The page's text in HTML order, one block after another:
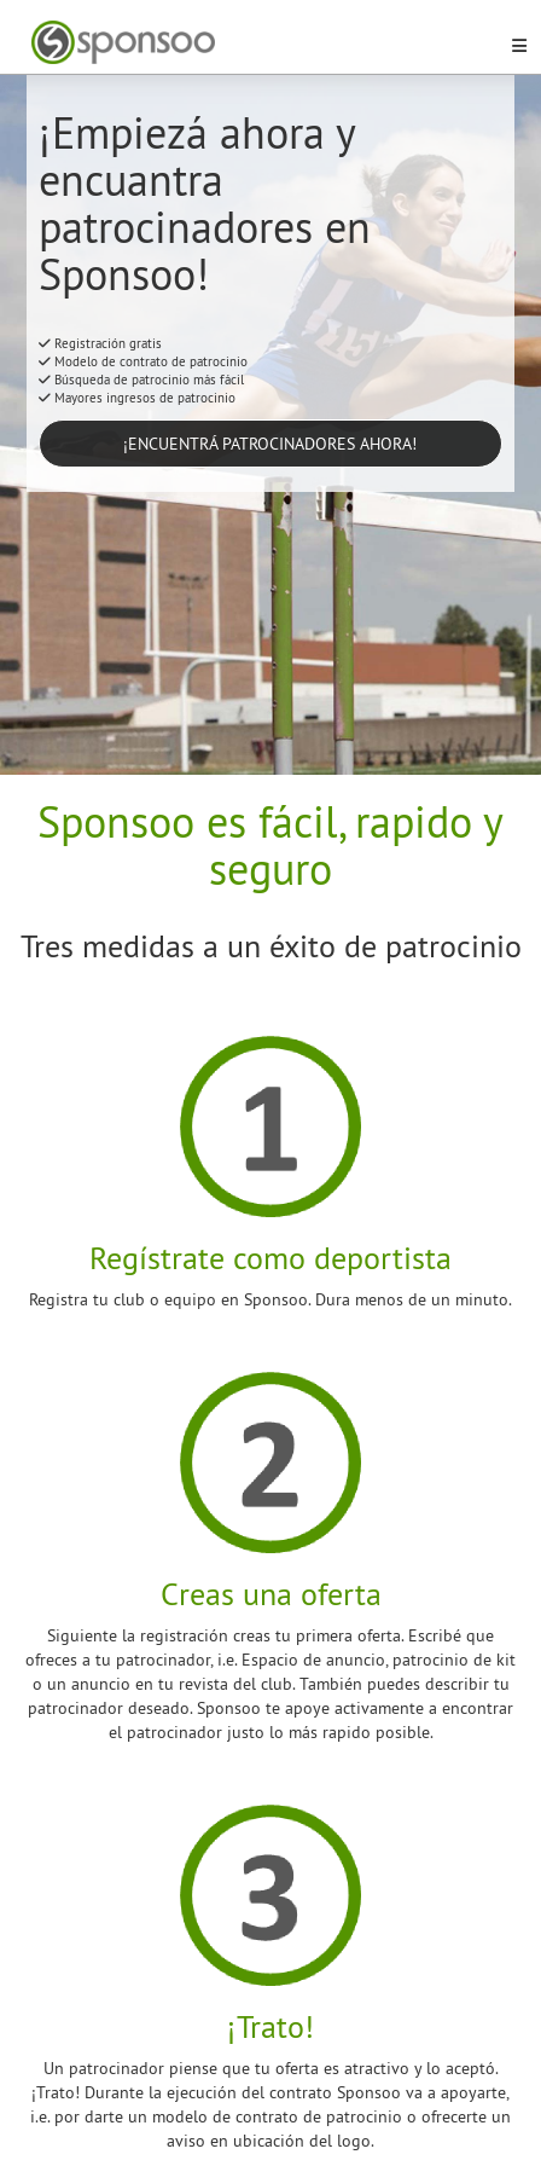
¡Empiezá ahora y
encuantra
patrocinadores en
Sponsoo!
Registración gratis
Modelo de contrato de patrocinio
Búsqueda de patrocinio más fácil
Mayores ingresos de patrocinio
¡ENCUENTRÁ PATROCINADORES AHORA!
Sponsoo es fácil, rapido y
seguro
Tres medidas a un éxito de patrocinio
Regístrate como deportista
Registra tu club o equipo en Sponsoo. Dura menos de un minuto.
Creas una oferta
Siguiente la registración creas tu primera oferta. Escribé que
ofreces a tu patrocinador, i.e. Espacio de anuncio, patrocinio de kit
o un anuncio en tu revista del club. También puedes describir tu
patrocinador deseado. Sponsoo te apoye activamente a encontrar
el patrocinador justo lo más rapido posible.
¡Trato!
Un patrocinador piense que tu oferta es atractivo y lo aceptó.
¡Trato! Durante la ejecución del contrato Sponsoo va a apoyarte,
i.e. por darte un modelo de contrato de patrocinio o ofrecerte un
aviso en ubicación del logo.